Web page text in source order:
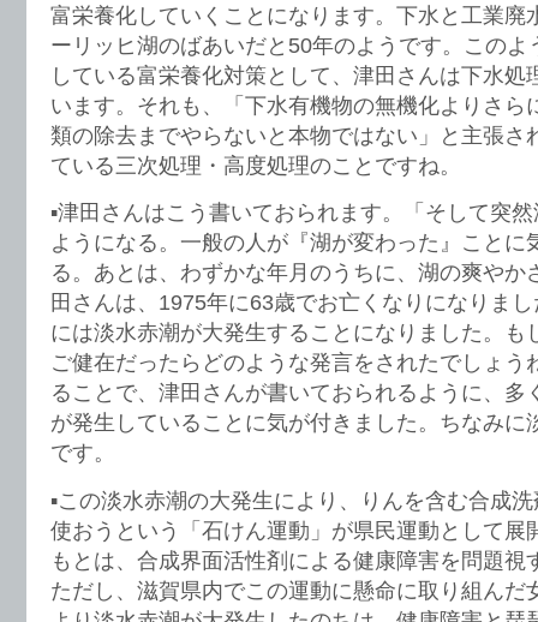
富栄養化していくことになります。下水と工業廃
ーリッヒ湖のばあいだと50年のようです。このよ
している富栄養化対策として、津田さんは下水処
います。それも、「下水有機物の無機化よりさら
類の除去までやらないと本物ではない」と主張さ
ている三次処理・高度処理のことですね。
▪️津田さんはこう書いておられます。「そして突
ようになる。一般の人が『湖が変わった』ことに
る。あとは、わずかな年月のうちに、湖の爽やか
田さんは、1975年に63歳でお亡くなりになりま
には淡水赤潮が大発生することになりました。も
ご健在だったらどのような発言をされたでしょう
ることで、津田さんが書いておられるように、多
が発生していることに気が付きました。ちなみに
です。
▪️この淡水赤潮の大発生により、りんを含む合成
使おうという「石けん運動」が県民運動として展
もとは、合成界面活性剤による健康障害を問題視
ただし、滋賀県内でこの運動に懸命に取り組んだ